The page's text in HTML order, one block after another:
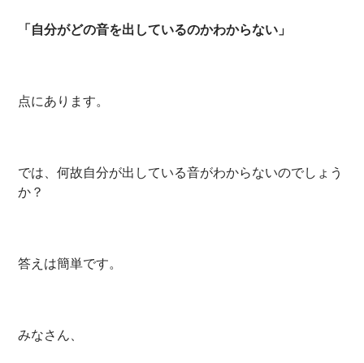
「自分がどの音を出しているのかわからない」
点にあります。
では、何故自分が出している音がわからないのでしょう
か？
答えは簡単です。
みなさん、